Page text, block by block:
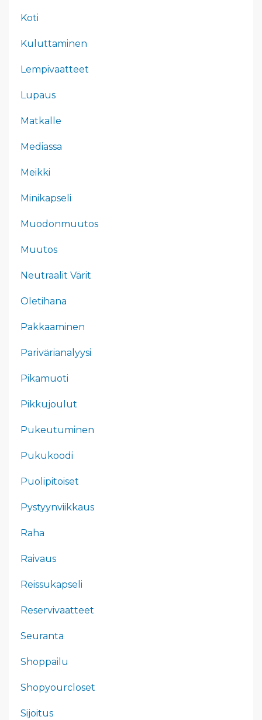
Koti
Kuluttaminen
Lempivaatteet
Lupaus
Matkalle
Mediassa
Meikki
Minikapseli
Muodonmuutos
Muutos
Neutraalit Värit
Oletihana
Pakkaaminen
Parivärianalyysi
Pikamuoti
Pikkujoulut
Pukeutuminen
Pukukoodi
Puolipitoiset
Pystyynviikkaus
Raha
Raivaus
Reissukapseli
Reservivaatteet
Seuranta
Shoppailu
Shopyourcloset
Sijoitus